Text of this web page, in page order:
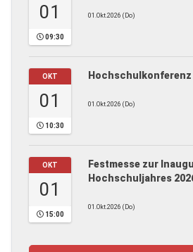
01
09:30
01.Okt.2026 (Do)
OKT
01
10:30
Hochschulkonferenz
01.Okt.2026 (Do)
OKT
01
15:00
Festmesse zur
Hochschuljahres
01.Okt.2026 (Do)